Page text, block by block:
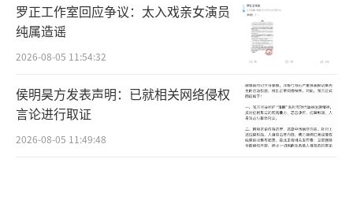
罗正工作室回应争议：太入戏亲女演员
纯属造谣
2026-08-05 11:54:32
侯明昊方发表声明：已就相关网络侵权
言论进行取证
2026-08-05 11:49:48